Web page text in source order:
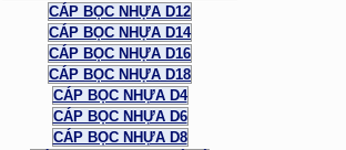
CÁP BỌC NHỰA D12
CÁP BỌC NHỰA D14
CÁP BỌC NHỰA D16
CÁP BỌC NHỰA D18
CÁP BỌC NHỰA D4
CÁP BỌC NHỰA D6
CÁP BỌC NHỰA D8